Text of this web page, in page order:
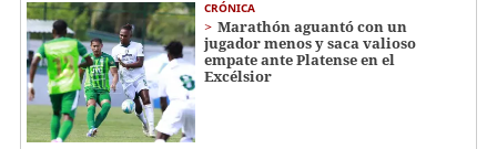
CRÓNICA
Marathón aguantó con un
jugador menos y saca valioso
empate ante Platense en el
Excélsior